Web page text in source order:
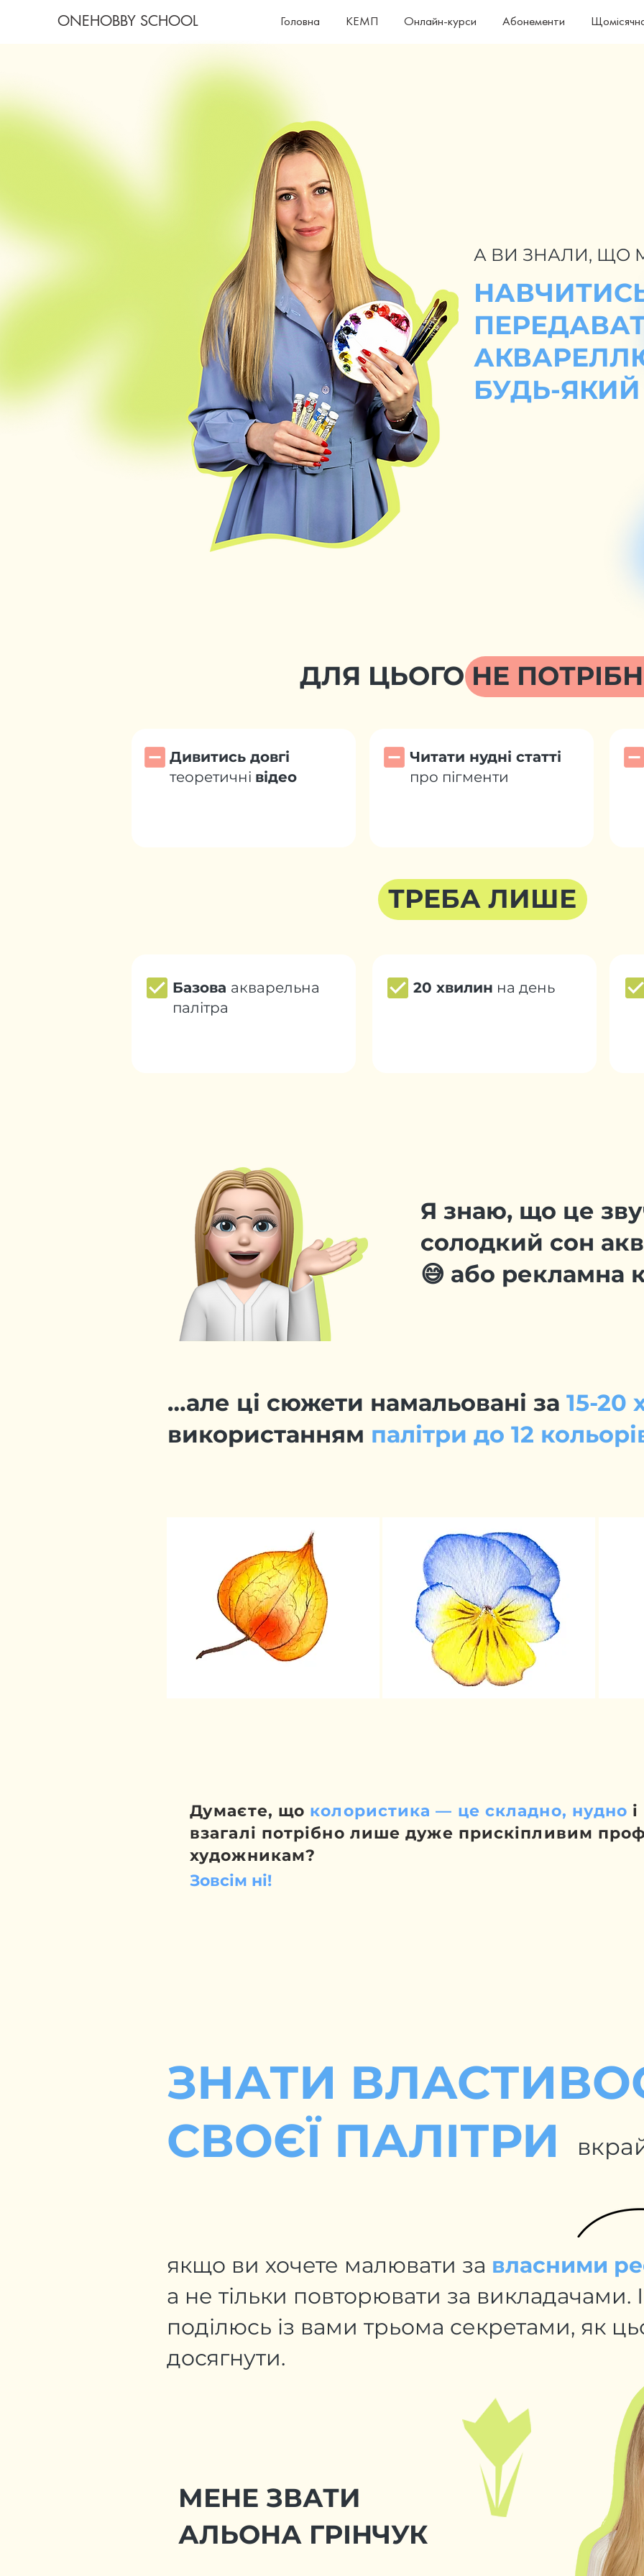
ONEHOBBY SCHOOL Головна КЕМП Онлайн-курси Абонементи
А ВИ ЗНАЛИ, ЩО
БУДЬ-ЯКИЙ
ДЛЯ ЦЬОГО НЕ
Дивитись довгі
теоретичні відео
Читати нудні статті
про пігменти
ТРЕБА ЛИШЕ
Базова акварельна
палітра
20 хвилин на день
Думаєте, що колористика — це складно, нудно і
взагалі потрібно лише дуже прискіпливим
художникам?
Зовсім ні!
Я знаю, що це
солодкий сон
😅 або рекламна
…але ці сюжети намальовані за 15-20
використанням палітри до 12
ЗНАТИ
СВОЄЇ ПАЛІТРИ
якщо ви хочете малювати за власними
а не тільки повторювати за викладачами.
поділюсь із вами трьома секретами, як
досягнути.
МЕНЕ ЗВАТИ
АЛЬОНА ГРІНЧУК